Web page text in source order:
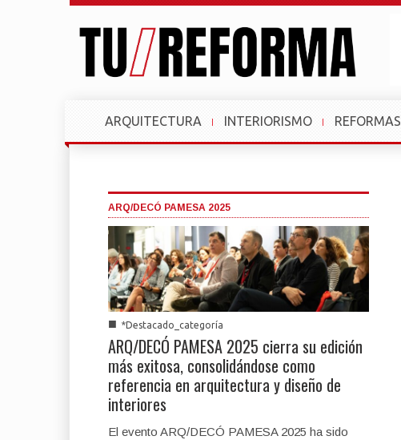
ARQUITECTURA INTERIORISMO REFORMAS
ARQ/DECÓ PAMESA 2025
■ *Destacado_categoría
ARQ/DECÓ PAMESA 2025 cierra su edición
más exitosa, consolidándose como
referencia en arquitectura y diseño de
interiores
El evento ARQ/DECÓ PAMESA 2025 ha sido